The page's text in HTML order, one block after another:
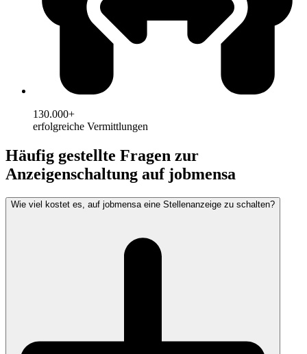
130.000+
erfolgreiche Vermittlungen
Häufig gestellte Fragen zur
Anzeigenschaltung auf jobmensa
Wie viel kostet es, auf jobmensa eine Stellenanzeige zu schalten?